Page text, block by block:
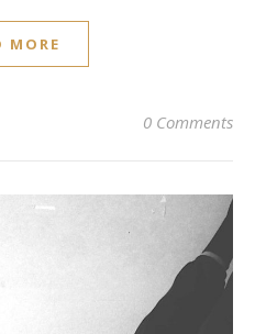
MORE
0 Comments